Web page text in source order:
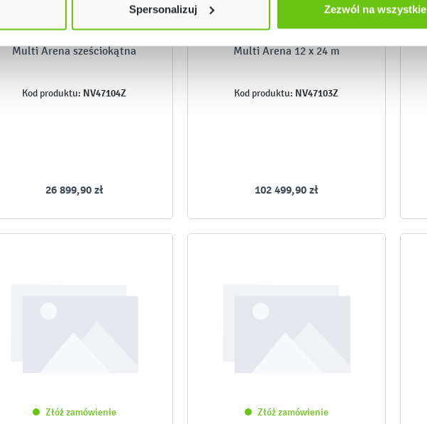
Spersonalizuj Zezwól na wszystkie
Złóż zamówienie
Multi Arena sześciokątna
Kod produktu: NV47104Z
26 899,90 zł
Złóż zamówienie
Multi Arena 12 x 24 m
Kod produktu: NV47103Z
102 499,90 zł
Złóż zamówienie Złóż zamówienie